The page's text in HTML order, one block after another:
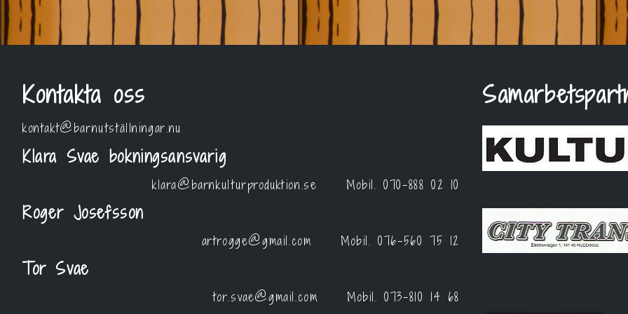
Kontakta oss
kontakt@barnutställningar.nu
Klara Svae bokningsansvarig
klara@barnkulturproduktion.se Mobil.070-888 02 10
Roger Josefsson
artrogge@gmail.com Mobil.076-560 75 12
Tor Svae
tor.svae@gmail.com Mobil.073-810 14 68